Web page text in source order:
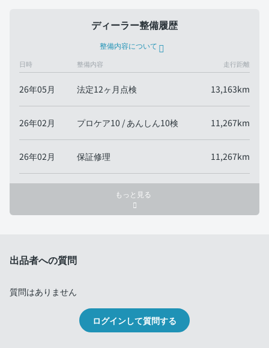
ディーラー整備履歴
整備内容について
日時 整備内容 走行距離
26年05月 法定12ヶ月点検 13,163km
26年02月 プロケア10 / あんしん10検 11,267km
26年02月 保証修理 11,267km
もっと見る
出品者への質問
質問はありません
ログインして質問する